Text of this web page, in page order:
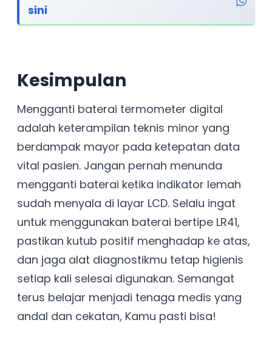
sini
Kesimpulan
Mengganti baterai termometer digital
adalah keterampilan teknis minor yang
berdampak mayor pada ketepatan data
vital pasien. Jangan pernah menunda
mengganti baterai ketika indikator lemah
sudah menyala di layar LCD. Selalu ingat
untuk menggunakan baterai bertipe LR41,
pastikan kutub positif menghadap ke atas,
dan jaga alat diagnostikmu tetap higienis
setiap kali selesai digunakan. Semangat
terus belajar menjadi tenaga medis yang
andal dan cekatan, Kamu pasti bisa!